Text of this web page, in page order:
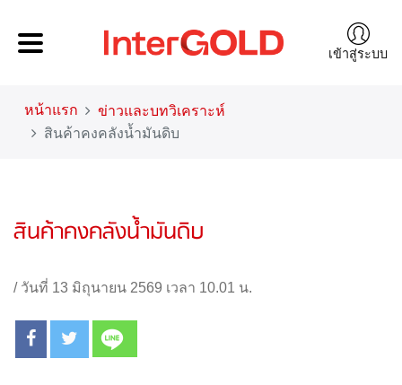
เข้าสู่ระบบ
หน้าแรก
ข่าวและบทวิเคราะห์
สินค้าคงคลังน้ำมันดิบ
สินค้าคงคลังน้ำมันดิบ
/ วันที่ 13 มิถุนายน 2569 เวลา 10.01 น.